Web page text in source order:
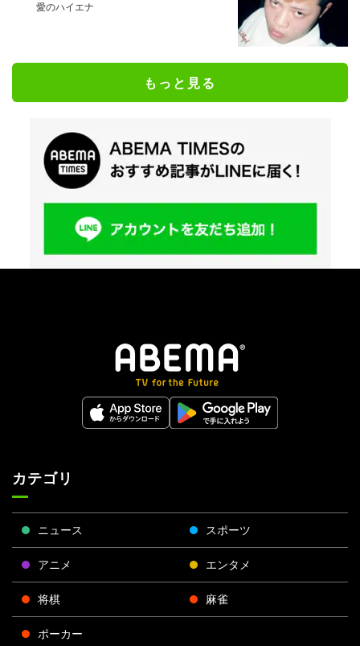
愛のハイエナ
もっと見る
カテゴリ
ニュース スポーツ
アニメ エンタメ
将棋 麻雀
ポーカー